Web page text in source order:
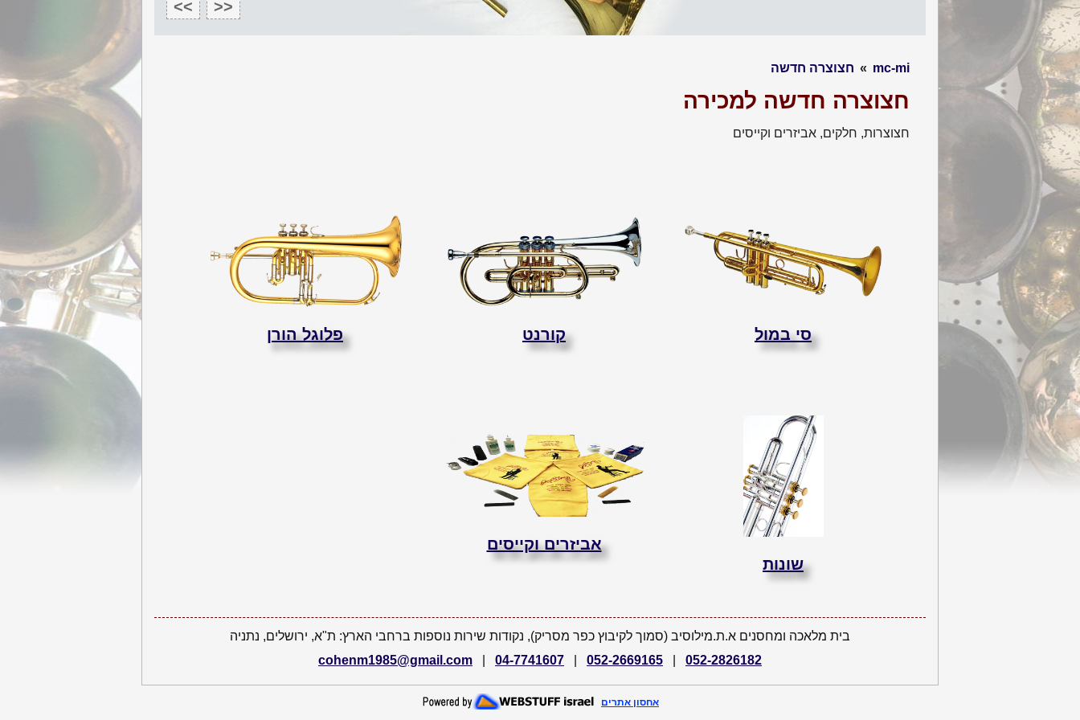
<<
>>
mc-mi
» חצוצרה חדשה
חצוצרה חדשה למכירה
חצוצרות, חלקים, אביזרים וקייסים
סי במול קורנט פלוגל הורן
שונות
אביזרים וקייסים
בית מלאכה ומחסנים א.ת.מילוסיב (סמוך לקיבוץ כפר מסריק), נקודות שירות נוספות ברחבי הארץ: ת"א, ירושלים, נתניה
052-2826182
052-2669165
04-7741607
cohenm1985@gmail.com
אחסון אתרים